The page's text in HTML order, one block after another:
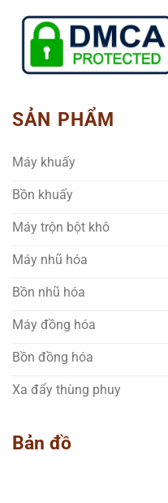
SẢN PHẨM
Máy khuấy
Bồn khuấy
Máy trộn bột khô
Máy nhũ hóa
Bồn nhũ hóa
Máy đồng hóa
Bồn đồng hóa
Xa đẩy thùng phuy
Bản đồ